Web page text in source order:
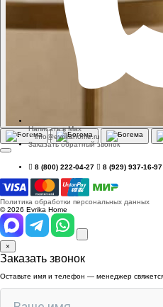
Написать в Max
info@evrikahome.ru
Заказать обратный звонок
8 (800) 222-04-27 8 (929) 937-16-97
Политика обработки персональных данных
© 2026 Evrika Home
×
Заказать звонок
Оставьте имя и телефон — менеджер